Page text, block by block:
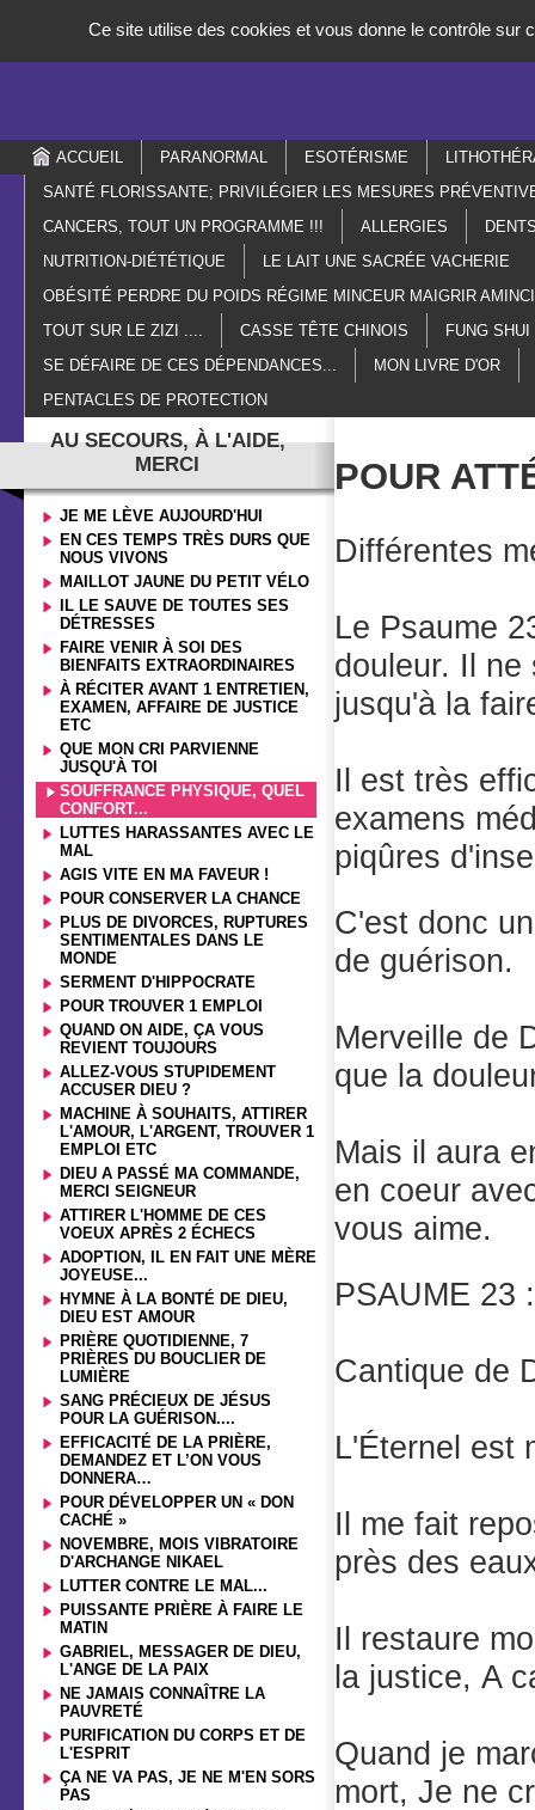
ACCUEIL PARANORMAL ESOTÉRISME
SANTÉ FLORISSANTE; PRIVILÉGIER LES MESURES
CANCERS, TOUT UN PROGRAMME !!!
ALLERGIES
NUTRITION-DIÉTÉTIQUE
LE LAIT UNE SACRÉE VACHERIE
OBÉSITÉ PERDRE DU POIDS RÉGIME MINCEUR MAIGRIR
TOUT SUR LE ZIZI ....
CASSE TÊTE CHINOIS
FUNG SHUI
SE DÉFAIRE DE CES DÉPENDANCES...
MON LIVRE D'OR
PENTACLES DE PROTECTION
AU SECOURS, À L'AIDE,
MERCI
JE ME LÈVE AUJOURD'HUI
EN CES TEMPS TRÈS DURS QUE
NOUS VIVONS
MAILLOT JAUNE DU PETIT VÉLO
IL LE SAUVE DE TOUTES SES
DÉTRESSES
FAIRE VENIR À SOI DES
BIENFAITS EXTRAORDINAIRES
À RÉCITER AVANT 1 ENTRETIEN,
EXAMEN, AFFAIRE DE JUSTICE
ETC
QUE MON CRI PARVIENNE
JUSQU'À TOI
SOUFFRANCE PHYSIQUE, QUEL
CONFORT...
LUTTES HARASSANTES AVEC LE
MAL
AGIS VITE EN MA FAVEUR !
POUR CONSERVER LA CHANCE
PLUS DE DIVORCES, RUPTURES
SENTIMENTALES DANS LE
MONDE
SERMENT D'HIPPOCRATE
POUR TROUVER 1 EMPLOI
QUAND ON AIDE, ÇA VOUS
REVIENT TOUJOURS
ALLEZ-VOUS STUPIDEMENT
ACCUSER DIEU ?
MACHINE À SOUHAITS, ATTIRER
L'AMOUR, L'ARGENT, TROUVER 1
EMPLOI ETC
DIEU A PASSÉ MA COMMANDE,
MERCI SEIGNEUR
ATTIRER L'HOMME DE CES
VOEUX APRÈS 2 ÉCHECS
ADOPTION, IL EN FAIT UNE MÈRE
JOYEUSE...
HYMNE À LA BONTÉ DE DIEU,
DIEU EST AMOUR
PRIÈRE QUOTIDIENNE, 7
PRIÈRES DU BOUCLIER DE
LUMIÈRE
SANG PRÉCIEUX DE JÉSUS
POUR LA GUÉRISON....
EFFICACITÉ DE LA PRIÈRE,
DEMANDEZ ET L’ON VOUS
DONNERA…
POUR DÉVELOPPER UN « DON
CACHÉ »
NOVEMBRE, MOIS VIBRATOIRE
D'ARCHANGE NIKAEL
LUTTER CONTRE LE MAL...
PUISSANTE PRIÈRE À FAIRE LE
MATIN
GABRIEL, MESSAGER DE DIEU,
L'ANGE DE LA PAIX
NE JAMAIS CONNAÎTRE LA
PAUVRETÉ
PURIFICATION DU CORPS ET DE
L'ESPRIT
ÇA NE VA PAS, JE NE M'EN SORS
PAS
POUR
Différentes
Le Psaume
douleur. Il ne
jusqu'à la
Il est très
examens
piqûres
C'est donc
de guérison.
Merveille de
que la
Mais il aura
en coeur
vous aime.
PSAUME 23
Cantique de
L'Éternel est
Il me fait
près des
Il restaure
la justice, A
Quand je
mort, Je ne
Ce site utilise des cookies et vous donne le contrôle sur